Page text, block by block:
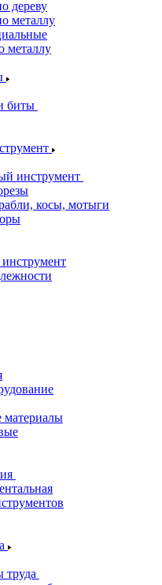
дереву
металлу
металлу
биты
инструмент
косы, мотыги
материалы
труда